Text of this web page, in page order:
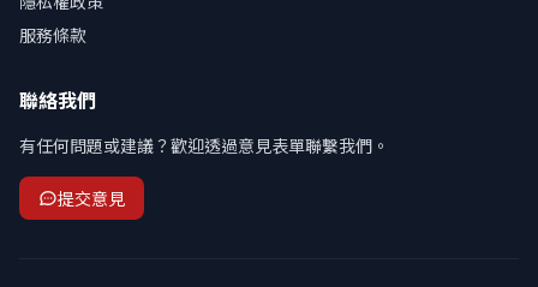
服務條款
聯絡我們
有任何問題或建議？歡迎透過意見表單聯繫我們。
提交意見